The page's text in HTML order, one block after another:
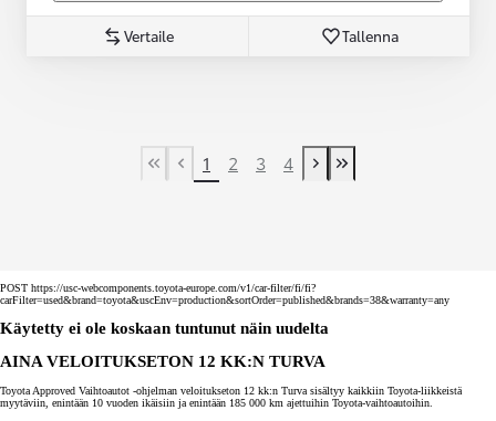
Vertaile Tallenna
First Page
Previous page
1 2 3 4
Next page
Last Page
POST https://usc-webcomponents.toyota-europe.com/v1/car-filter/fi/fi?
carFilter=used&brand=toyota&uscEnv=production&sortOrder=published&brands=38&warranty=any
Käytetty ei ole koskaan tuntunut näin uudelta
AINA VELOITUKSETON 12 KK:N TURVA
Toyota Approved Vaihtoautot -ohjelman veloitukseton 12 kk:n Turva sisältyy kaikkiin Toyota-liikkeistä
myytäviin, enintään 10 vuoden ikäisiin ja enintään 185 000 km ajettuihin Toyota-vaihtoautoihin.